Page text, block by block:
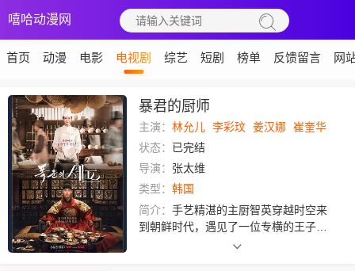
嘻哈动漫网
首页 动漫 电影 电视剧 综艺 短剧 榜单 反馈留言 网
暴君的厨师
主演： 林允儿 李彩玟 姜汉娜 崔奎华
状态： 已完结
导演： 张太维
类型： 韩国
简介： 手艺精湛的主厨智英穿越时空来
到朝鲜时代，遇见了一位专横的王子，
他就是史上最恶暴君，也是最强美食家